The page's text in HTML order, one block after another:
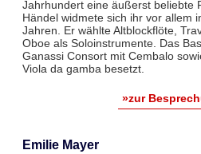
Jahrhundert eine äußerst beliebte
Händel widmete sich ihr vor allem
Jahren. Er wählte Altblockflöte,
Oboe als Soloinstrumente. Das
Ganassi Consort mit Cembalo
Viola da gamba besetzt.
»zur
Emilie Mayer